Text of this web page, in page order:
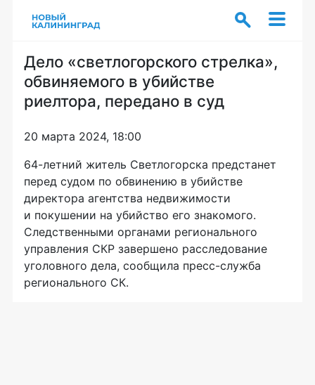
Дело «светлогорского стрелка»,
обвиняемого в убийстве
риелтора, передано в суд
20 марта 2024, 18:00
64-летний житель Светлогорска предстанет
перед судом по обвинению в убийстве
директора агентства недвижимости
и покушении на убийство его знакомого.
Следственными органами регионального
управления СКР завершено расследование
уголовного дела, сообщила пресс-служба
регионального СК.